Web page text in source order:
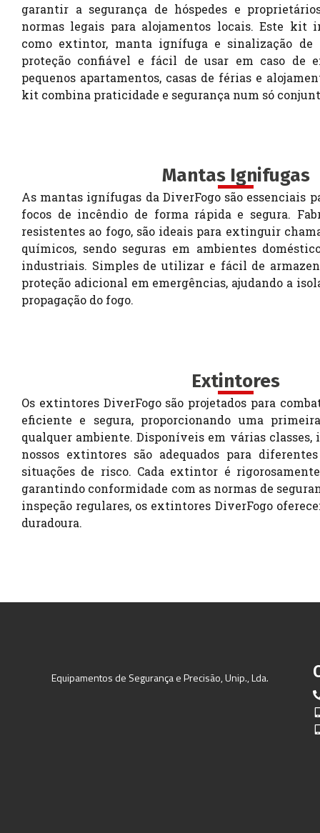
garantir a segurança de hóspedes e
normas legais para alojamentos locais. Este kit
como extintor, manta ignífuga e sinalização de
proteção confiável e fácil de usar em caso de
pequenos apartamentos, casas de férias e
kit combina praticidade e segurança num só
Mantas Ignifugas
As mantas ignífugas da DiverFogo são essenciais
focos de incêndio de forma rápida e segura.
resistentes ao fogo, são ideais para extinguir
químicos, sendo seguras em ambientes
industriais. Simples de utilizar e fácil de
proteção adicional em emergências, ajudando a
propagação do fogo.
Extintores
Os extintores DiverFogo são projetados para
eficiente e segura, proporcionando uma
qualquer ambiente. Disponíveis em várias classes,
nossos extintores são adequados para
situações de risco. Cada extintor é
garantindo conformidade com as normas de
inspeção regulares, os extintores DiverFogo
duradoura.
Equipamentos de Segurança e Precisão, Unip., Lda.